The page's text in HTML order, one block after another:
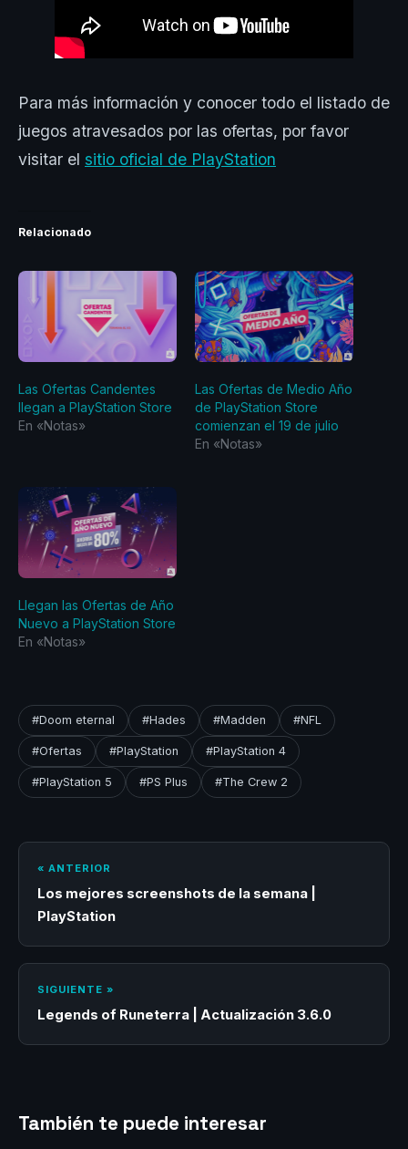
Para más información y conocer todo el listado de
juegos atravesados por las ofertas, por favor
visitar el sitio oficial de PlayStation
Relacionado
Las Ofertas Candentes
llegan a PlayStation Store
En «Notas»
Las Ofertas de Medio Año
de PlayStation Store
comienzan el 19 de julio
En «Notas»
Llegan las Ofertas de Año
Nuevo a PlayStation Store
En «Notas»
#Doom eternal #Hades #Madden #NFL
#Ofertas #PlayStation #PlayStation 4
#PlayStation 5 #PS Plus #The Crew 2
« ANTERIOR
Los mejores screenshots de la semana |
PlayStation
SIGUIENTE »
Legends of Runeterra | Actualización 3.6.0
También te puede interesar